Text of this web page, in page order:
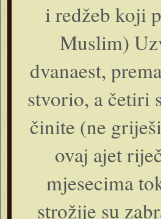
i redžeb koji
Muslim)
dvanaest,
stvorio, a četiri
činite (ne
ovaj ajet
mjesecima
strožije su